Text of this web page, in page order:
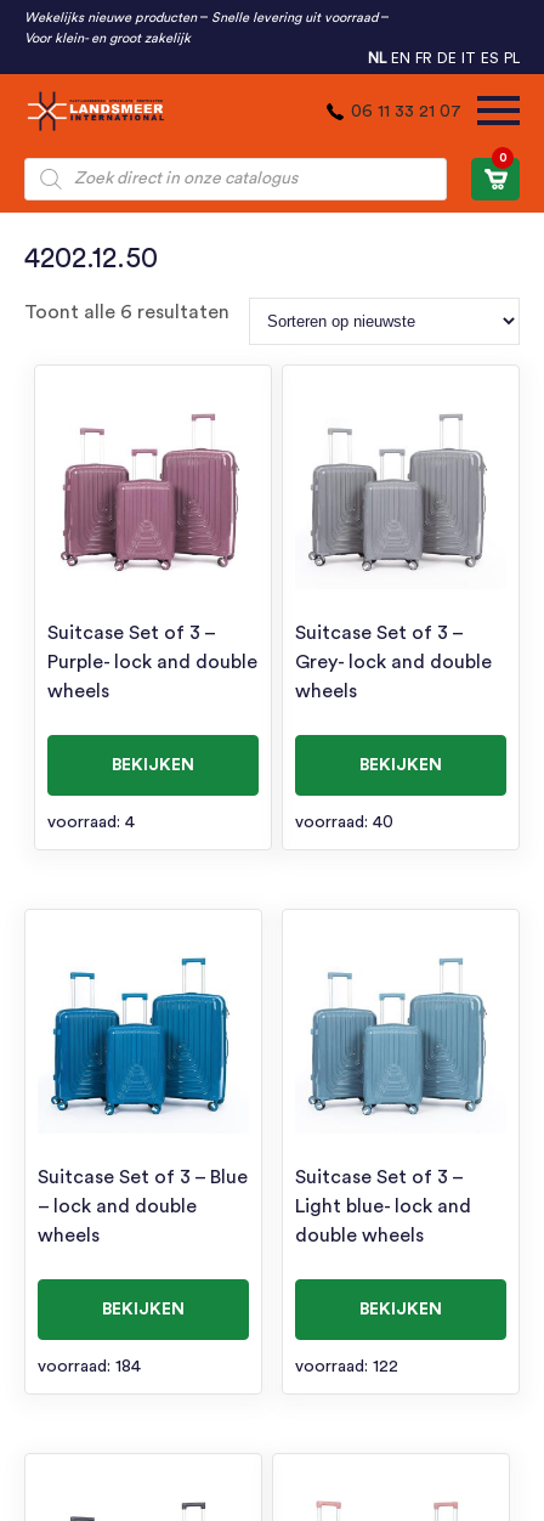
Wekelijks nieuwe producten
Snelle levering uit voorraad
Voor klein- en groot zakelijk
NL EN FR DE IT ES PL
06 11 33 21 07
Producten
zoeken
0
4202.12.50
Toont alle 6 resultaten Gesorteerd
op
nieuwste
Suitcase Set of 3 –
Purple- lock and double
wheels
BEKIJKEN
voorraad: 4
Suitcase Set of 3 –
Grey- lock and double
wheels
BEKIJKEN
voorraad: 40
Suitcase Set of 3 – Blue
– lock and double
wheels
BEKIJKEN
voorraad: 184
Suitcase Set of 3 –
Light blue- lock and
double wheels
BEKIJKEN
voorraad: 122